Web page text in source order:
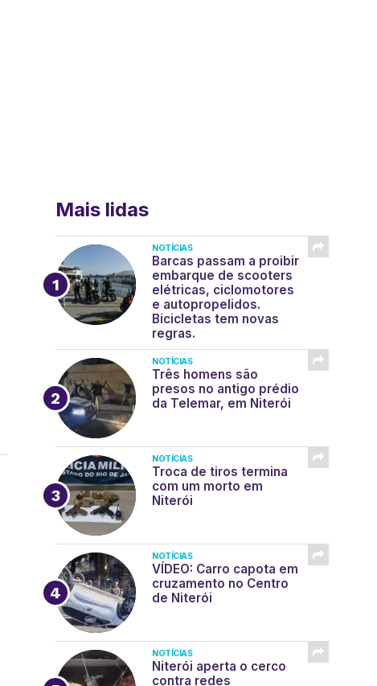
Mais lidas
NOTÍCIAS
Barcas passam a proibir
embarque de scooters
elétricas, ciclomotores
e autopropelidos.
Bicicletas tem novas
regras.
NOTÍCIAS
Três homens são
presos no antigo prédio
da Telemar, em Niterói
NOTÍCIAS
Troca de tiros termina
com um morto em
Niterói
NOTÍCIAS
VÍDEO: Carro capota em
cruzamento no Centro
de Niterói
NOTÍCIAS
Niterói aperta o cerco
contra redes